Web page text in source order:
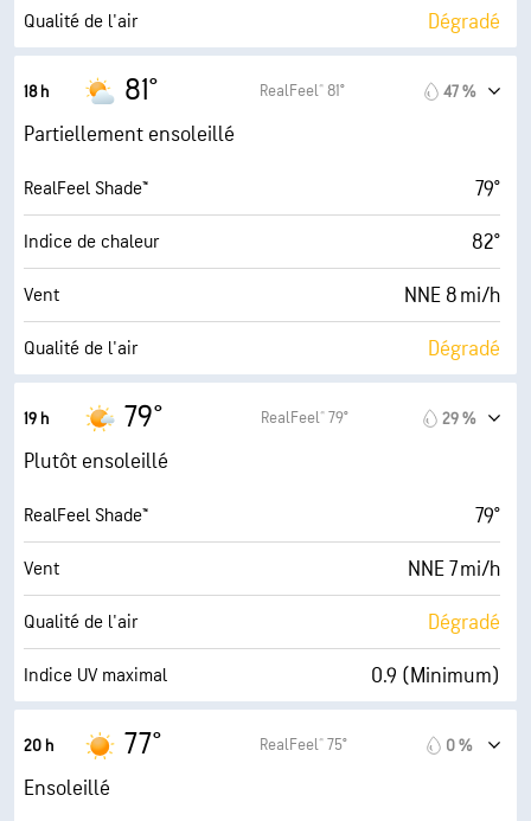
Couverture nuageuse 70 %
Qualité de l'air Dégradé
Indice UV maximal
Rafales
Humidité 51 %
Point de rosée 62° F
AccuLumen Brightness Index™ 8 (Forte)
Couverture nuageuse 46 %
18 h 81° RealFeel® 81° 47 %
Partiellement ensoleillé
RealFeel Shade™ 79°
Indice de chaleur 82°
Vent NNE 8 mi/h
Qualité de l'air Dégradé
Indice UV maximal
Rafales
Humidité 54 %
Point de rosée 62° F
AccuLumen Brightness Index™ 9 (Très forte)
Couverture nuageuse 33 %
19 h 79° RealFeel® 79° 29 %
Plutôt ensoleillé
RealFeel Shade™ 79°
Vent NNE 7 mi/h
Qualité de l'air Dégradé
Indice UV maximal 0.9 (Minimum)
Humidité
20 h 77° RealFeel® 75° 0 %
Ensoleillé